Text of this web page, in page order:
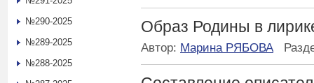
Образ Родины в
Автор: Марина РЯБОВА
№290-2025
№289-2025
№288-2025